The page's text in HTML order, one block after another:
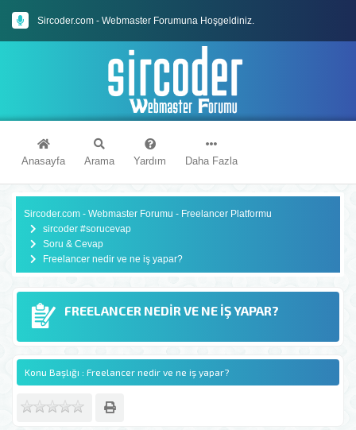
Sircoder.com - Webmaster Forumuna Hoşgeldiniz.
Sircoder.com Webmaster Forumu Kuralları
Anasayfa Arama Yardım Daha Fazla
Sircoder.com - Webmaster Forumu - Freelancer Platformu
sircoder #sorucevap
Soru & Cevap
Freelancer nedir ve ne iş yapar?
FREELANCER NEDIR VE NE IŞ YAPAR?
Konu Başlığı : Freelancer nedir ve ne iş yapar?